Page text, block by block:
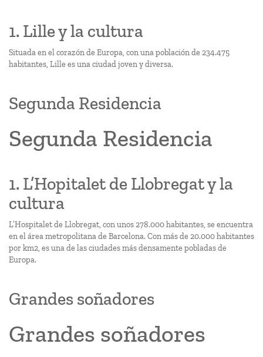
1. Lille y la cultura
Situada en el corazón de Europa, con una población de 234.475
habitantes, Lille es una ciudad joven y diversa.
Segunda Residencia
Segunda Residencia
1. L’Hopitalet de Llobregat y la
cultura
L’Hospitalet de Llobregat, con unos 278.000 habitantes, se encuentra
en el área metropolitana de Barcelona. Con más de 20.000 habitantes
por km2, es una de las ciudades más densamente pobladas de
Europa.
Grandes soñadores
Grandes soñadores